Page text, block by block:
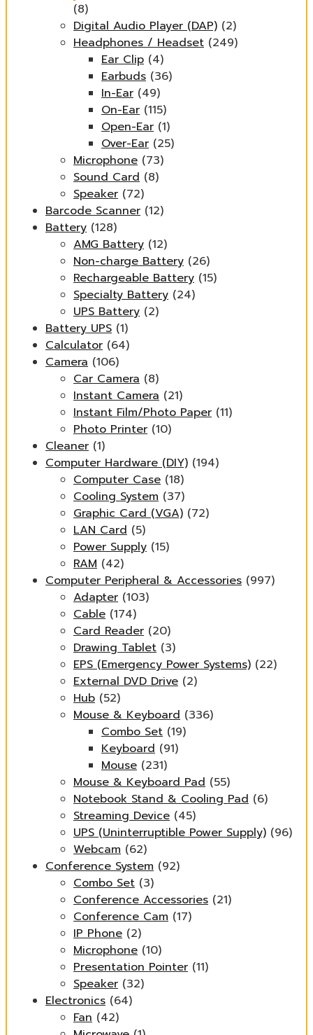
(8)
Digital Audio Player (DAP) (2)
Headphones / Headset (249)
Ear Clip (4)
Earbuds (36)
In-Ear (49)
On-Ear (115)
Open-Ear (1)
Over-Ear (25)
Microphone (73)
Sound Card (8)
Speaker (72)
Barcode Scanner (12)
Battery (128)
AMG Battery (12)
Non-charge Battery (26)
Rechargeable Battery (15)
Specialty Battery (24)
UPS Battery (2)
Battery UPS (1)
Calculator (64)
Camera (106)
Car Camera (8)
Instant Camera (21)
Instant Film/Photo Paper (11)
Photo Printer (10)
Cleaner (1)
Computer Hardware (DIY) (194)
Computer Case (18)
Cooling System (37)
Graphic Card (VGA) (72)
LAN Card (5)
Power Supply (15)
RAM (42)
Computer Peripheral & Accessories (997)
Adapter (103)
Cable (174)
Card Reader (20)
Drawing Tablet (3)
EPS (Emergency Power Systems) (22)
External DVD Drive (2)
Hub (52)
Mouse & Keyboard (336)
Combo Set (19)
Keyboard (91)
Mouse (231)
Mouse & Keyboard Pad (55)
Notebook Stand & Cooling Pad (6)
Streaming Device (45)
UPS (Uninterruptible Power Supply) (96)
Webcam (62)
Conference System (92)
Combo Set (3)
Conference Accessories (21)
Conference Cam (17)
IP Phone (2)
Microphone (10)
Presentation Pointer (11)
Speaker (32)
Electronics (64)
Fan (42)